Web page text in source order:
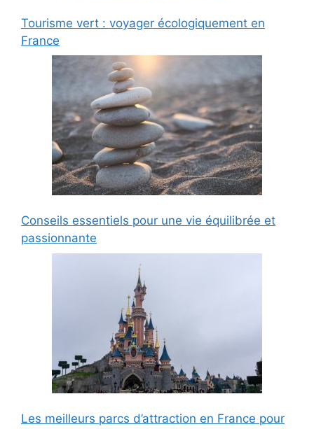
Tourisme vert : voyager écologiquement en
France
Conseils essentiels pour une vie équilibrée et
passionnante
Les meilleurs parcs d’attraction en France pour